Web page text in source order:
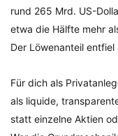
rund 265 Mrd. US-
etwa die Hälfte mehr
Der Löwenanteil
Für dich als
als liquide,
statt einzelne Aktien